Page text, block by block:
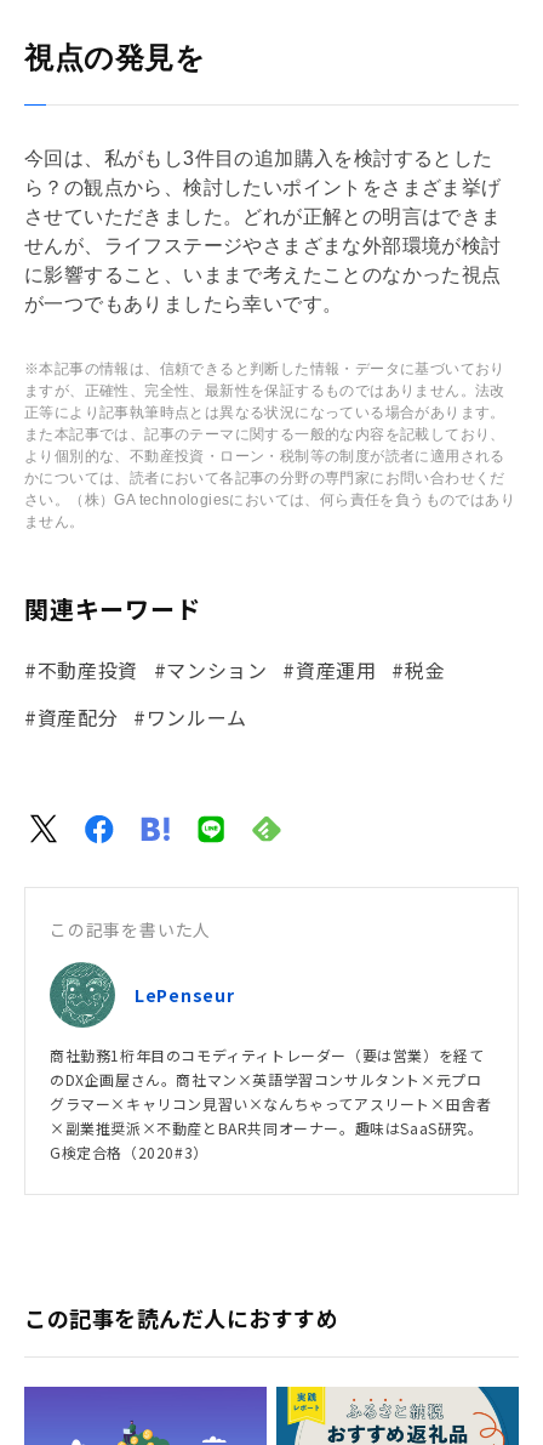
視点の発見を
今回は、私がもし3件目の追加購入を検討するとした
ら？の観点から、検討したいポイントをさまざま挙げ
させていただきました。どれが正解との明言はできま
せんが、ライフステージやさまざまな外部環境が検討
に影響すること、いままで考えたことのなかった視点
が一つでもありましたら幸いです。
※本記事の情報は、信頼できると判断した情報・データに基づいており
ますが、正確性、完全性、最新性を保証するものではありません。法改
正等により記事執筆時点とは異なる状況になっている場合があります。
また本記事では、記事のテーマに関する一般的な内容を記載しており、
より個別的な、不動産投資・ローン・税制等の制度が読者に適用される
かについては、読者において各記事の分野の専門家にお問い合わせくだ
さい。（株）GA technologiesにおいては、何ら責任を負うものではあり
ません。
関連キーワード
#不動産投資 #マンション #資産運用
#税金
#資産配分 #ワンルーム
この記事を書いた人
LePenseur
商社勤務1桁年目のコモディティトレーダー（要は営業）を経て
のDX企画屋さん。商社マン×英語学習コンサルタント×元プロ
グラマー×キャリコン見習い×なんちゃってアスリート×田舎者
×副業推奨派×不動産とBAR共同オーナー。趣味はSaaS研究。
G検定合格（2020#3）
この記事を読んだ人におすすめ